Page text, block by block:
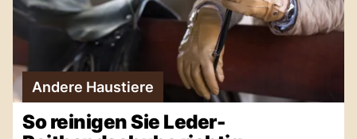
Andere Haustiere
So reinigen Sie Leder-